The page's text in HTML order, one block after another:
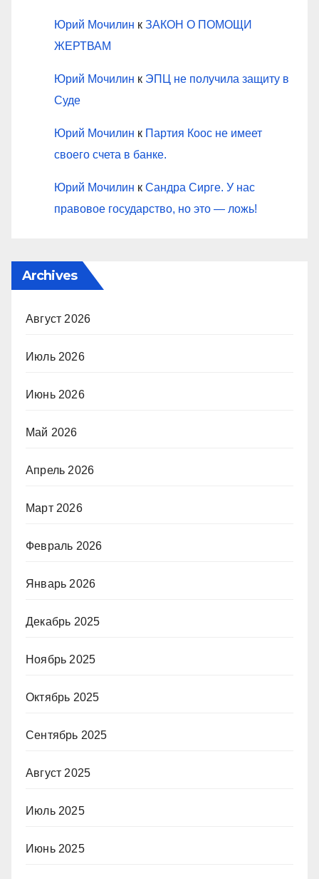
Юрий Мочилин к ЗАКОН О ПОМОЩИ
ЖЕРТВАМ
Юрий Мочилин к ЭПЦ не получила защиту в
Суде
Юрий Мочилин к Партия Коос не имеет
своего счета в банке.
Юрий Мочилин к Сандра Сирге. У нас
правовое государство, но это — ложь!
Archives
Август 2026
Июль 2026
Июнь 2026
Май 2026
Апрель 2026
Март 2026
Февраль 2026
Январь 2026
Декабрь 2025
Ноябрь 2025
Октябрь 2025
Сентябрь 2025
Август 2025
Июль 2025
Июнь 2025